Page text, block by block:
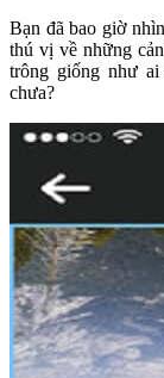
Bạn đã bao giờ
thú vị về những
trông giống như ai
chưa?